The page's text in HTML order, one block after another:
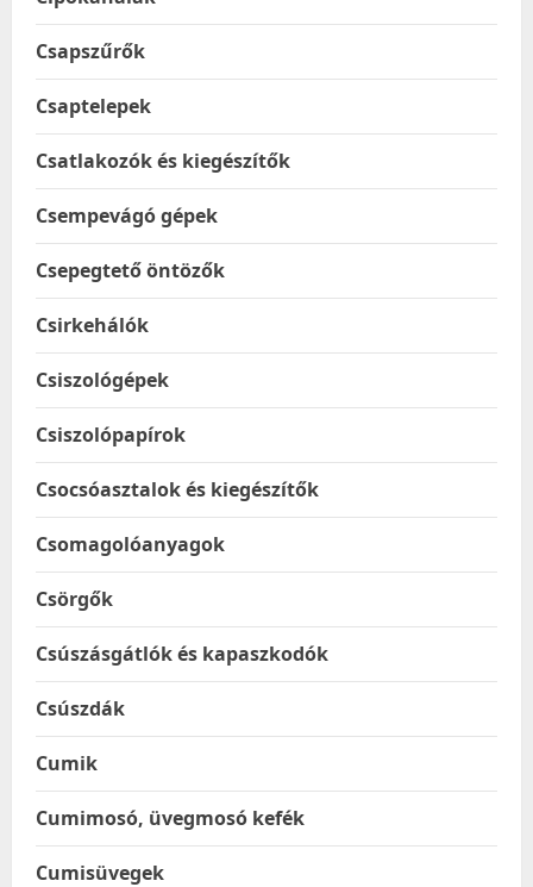
Csapszűrők
Csaptelepek
Csatlakozók és kiegészítők
Csempevágó gépek
Csepegtető öntözők
Csirkehálók
Csiszológépek
Csiszolópapírok
Csocsóasztalok és kiegészítők
Csomagolóanyagok
Csörgők
Csúszásgátlók és kapaszkodók
Csúszdák
Cumik
Cumimosó, üvegmosó kefék
Cumisüvegek